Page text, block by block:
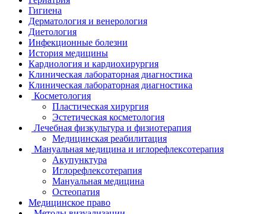
Гигиена
Дерматология и венерология
Диетология
Инфекционные болезни
История медицины
Кардиология и кардиохирургия
Клиническая лабораторная диагностика
Клиническая лабораторная диагностика
Косметология
Пластическая хирургия
Эстетическая косметология
Лечебная физкультура и физиотерапия
Медицинская реабилитация
Мануальная медицина и иглорефлексотерапия
Акупунктура
Иглорефлексотерапия
Мануальная медицина
Остеопатия
Медицинское право